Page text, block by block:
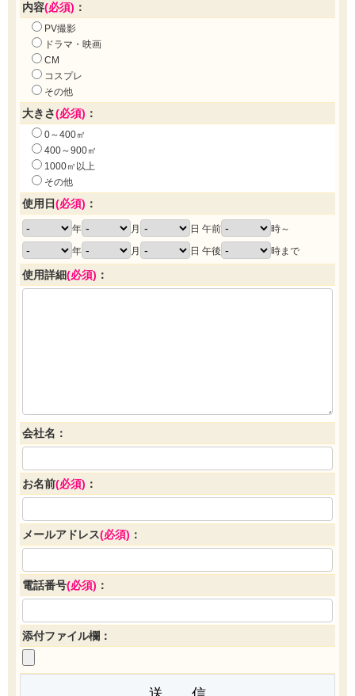
内容(必須) ：
PV撮影
ドラマ・映画
CM
コスプレ
その他
大きさ(必須) ：
0～400㎡
400～900㎡
1000㎡以上
その他
使用日(必須) ：
年 月 日 午前
時～
年
月 日 午後 時まで
使用詳細(必須) ：
会社名：
お名前(必須) ：
メールアドレス(必須) ：
電話番号(必須) ：
添付ファイル欄：